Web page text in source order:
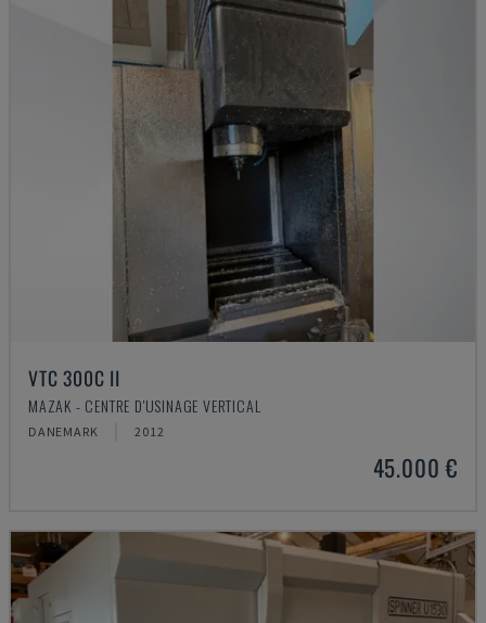
VTC 300C II
MAZAK - CENTRE D'USINAGE VERTICAL
DANEMARK 2012
45.000 €